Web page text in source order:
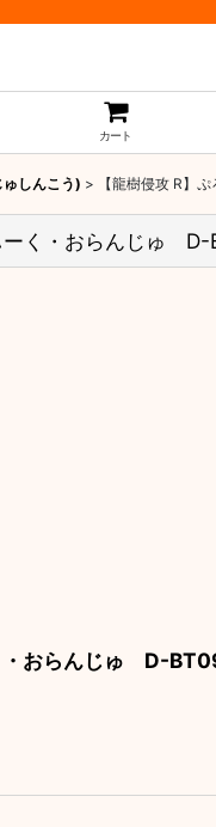
カート
しんこう) > 【龍樹侵攻 R】
ーく・おらんじゅ
・おらんじゅ D-